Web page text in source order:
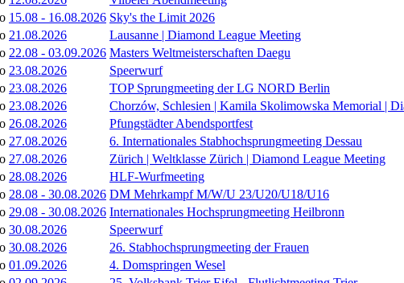
15.08 - 16.08.2026 Sky's the Limit 2026
21.08.2026
Lausanne | Diamond League Meeting
22.08 - 03.09.2026 Masters Weltmeisterschaften Daegu
23.08.2026
Speerwurf
23.08.2026
TOP Sprungmeeting der LG NORD Berlin
23.08.2026
Chorzów, Schlesien | Kamila Skolimowska Memorial |
26.08.2026
Pfungstädter Abendsportfest
27.08.2026
6. Internationales Stabhochsprungmeeting Dessau
27.08.2026
Zürich | Weltklasse Zürich | Diamond League Meeting
28.08.2026
HLF-Wurfmeeting
28.08 - 30.08.2026 DM Mehrkampf M/W/U 23/U20/U18/U16
29.08 - 30.08.2026 Internationales Hochsprungmeeting Heilbronn
30.08.2026
Speerwurf
30.08.2026
26. Stabhochsprungmeeting der Frauen
01.09.2026
4. Domspringen Wesel